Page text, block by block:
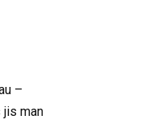
–
jis man